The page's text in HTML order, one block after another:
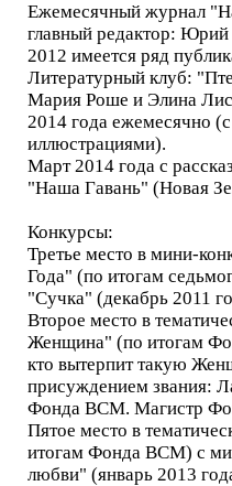
Ежемесячный журнал
главный редактор:
2012 имеется ряд
Литературный клуб:
Мария Роше и Элина
2014 года ежемесячно
иллюстрациями).
Март 2014 года с
"Наша Гавань" (Новая
Конкурсы:
Третье место в мини-
Года" (по итогам
"Сучка" (декабрь 2011
Второе место в
Женщина" (по итогам
кто вытерпит такую
присуждением звания:
Фонда ВСМ. Магистр
Пятое место в
итогам Фонда ВСМ) с
любви" (январь 2013